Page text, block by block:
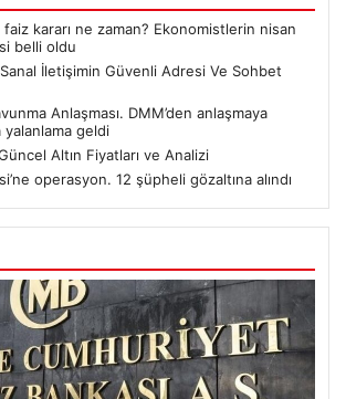
faiz kararı ne zaman? Ekonomistlerin nisan
belli oldu
İletişimin Güvenli Adresi Ve Sohbet
Anlaşması. DMM’den anlaşmaya
geldi
Altın Fiyatları ve Analizi
operasyon. 12 şüpheli gözaltına alındı